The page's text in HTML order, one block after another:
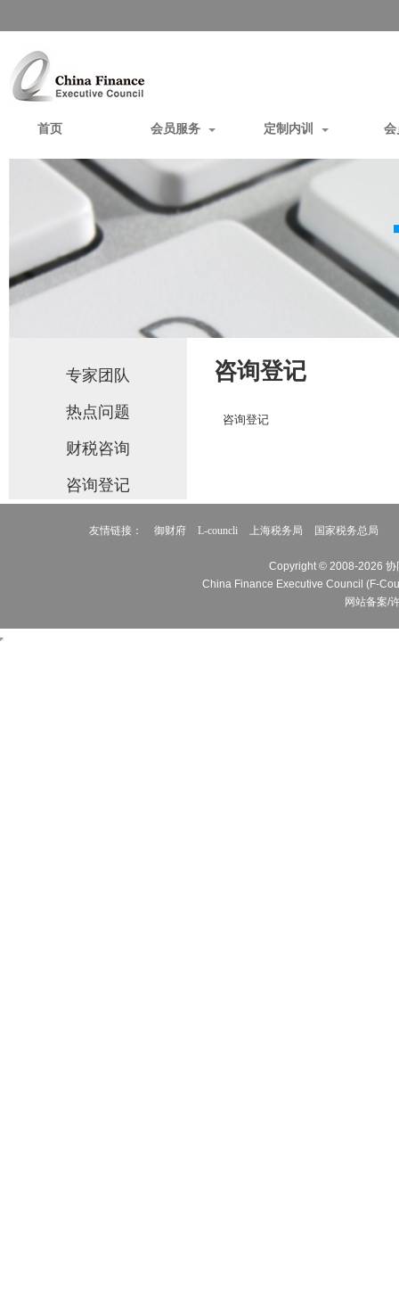
首页 会员服务 定制内训
专家团队
热点问题
财税咨询
咨询登记
咨询登记
咨询登记
友情链接： 御财府 L-councli 上海税务局 国家税务总局
Copyright © 2008-2026 协
China Finance Executive Council (F-
网站备案/